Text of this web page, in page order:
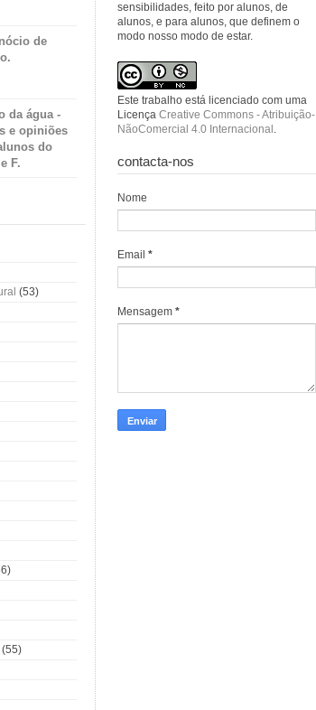
de
da água -
e opiniões
do
F.
(53)
(55)
sensibilidades, feito por alunos, de
alunos, e para alunos, que definem o
modo nosso modo de estar.
Este trabalho está licenciado com uma
Licença Creative Commons - Atribuição-
NãoComercial 4.0 Internacional .
contacta-nos
Nome
Email *
Mensagem *